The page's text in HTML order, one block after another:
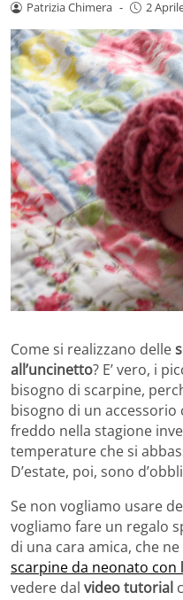
Patrizia Chimera - 2
Come si realizzano delle
all’uncinetto? E’ vero, i
bisogno di scarpine,
bisogno di un
freddo nella stagione
temperature che si
D’estate, poi, sono
Se non vogliamo usare
vogliamo fare un regalo
di una cara amica, che
scarpine da neonato con
vedere dal video tutorial